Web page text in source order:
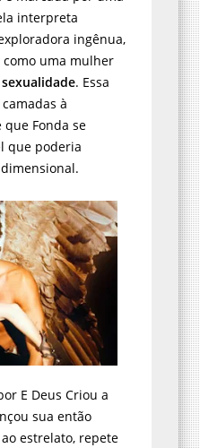
interpreta
ingênua,
como uma mulher
sexualidade. Essa
à
Fonda se
que poderia
E Deus Criou a
sua então
estrelato, repete